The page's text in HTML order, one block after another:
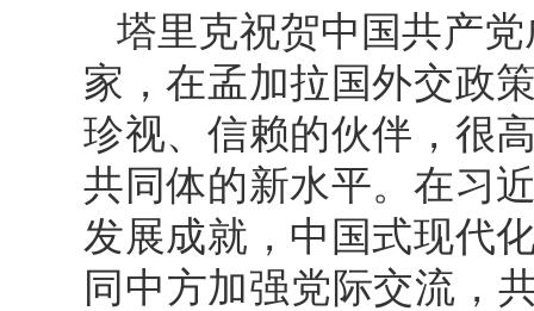
塔里克祝贺中国共产
家，在孟加拉国外交政
珍视、信赖的伙伴，很
共同体的新水平。在习
发展成就，中国式现代
同中方加强党际交流，